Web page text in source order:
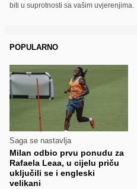
biti u suprotnosti sa vašim uvjerenjima.
POPULARNO
Saga se nastavlja
Milan odbio prvu ponudu za
Rafaela Leaa, u cijelu priču
uključili se i engleski
velikani